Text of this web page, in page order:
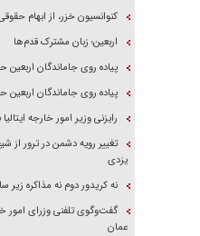
کنوانسیون خزر، از ابهام
اربعین؛ زبان مشترک قدم‌ها
پیاده روی جاماندگان اربعین
پیاده روی جاماندگان اربعین
رایزنی وزیر امور خارجه
تغییر رویه دشمن در ترور از
یزدی
نه کریدور دوم نه مذاکره زیر
گفت‌وگوی تلفنی وزرای امور
عمان